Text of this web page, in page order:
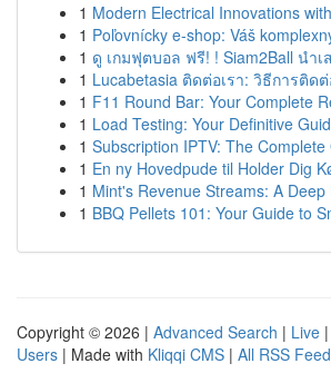
1 Modern Electrical Innovations
1 Poľovnícky e-shop: Váš
1 ดู เกมฟุตบอล ฟรี! ! Siam2Ball นำ
1 Lucabetasia ติดต่อเรา: วิธีการติ
1 F11 Round Bar: Your Complete
1 Load Testing: Your Definitive
1 Subscription IPTV: The Complete
1 En ny Hovedpude til Holder Dig
1 Mint's Revenue Streams: A Deep
1 BBQ Pellets 101: Your Guide to
Copyright © 2026 | Advanced Search | Live |
Users | Made with Kliqqi CMS | All RSS